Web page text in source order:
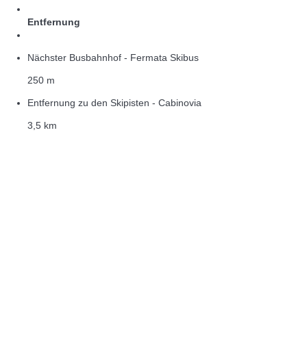
Entfernung
Nächster Busbahnhof - Fermata Skibus
250 m
Entfernung zu den Skipisten - Cabinovia
3,5 km